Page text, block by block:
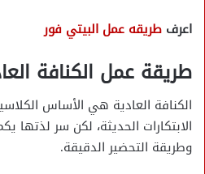
اعرف طريقه عمل البيتي فور
طريقة عمل الكنافة
الكنافة العادية هي الأساس
الابتكارات الحديثة، لكن سر لذتها
وطريقة التحضير الدقيقة.